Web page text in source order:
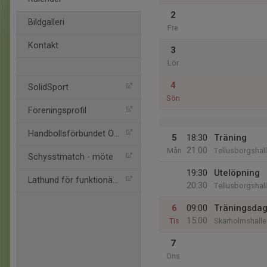
Bildgalleri
Kontakt
SolidSport
Föreningsprofil
Handbollsförbundet Öst
Schysstmatch - möte
Lathund för funktionärer
2
Fre
3
Lör
4
Sön
5
Mån
18:30
21:00
Träning
19:30
20:30
Utelöpning
6
Tis
09:00
15:00
Träningsdag
7
Ons